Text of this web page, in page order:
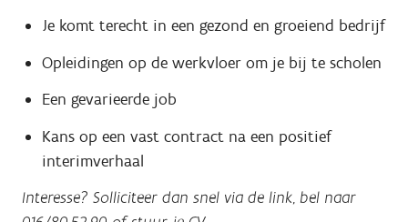
Je komt terecht in een gezond en groeiend bedrijf
Opleidingen op de werkvloer om je bij te scholen
Een gevarieerde job
Kans op een vast contract na een positief
interimverhaal
Interesse? Solliciteer dan snel via de link, bel naar